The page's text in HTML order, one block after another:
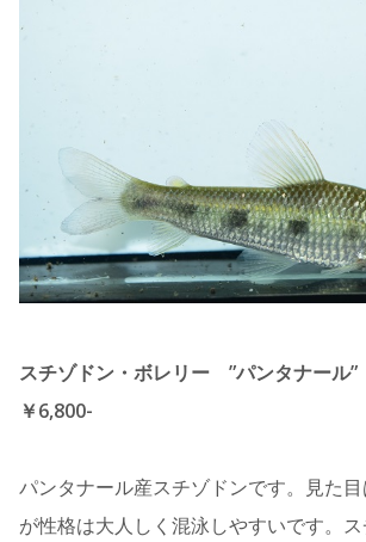
スチゾドン・ボレリー ”パンタナー
￥6,800-
パンタナール産スチゾドンです。見た
が性格は大人しく混泳しやすいです。